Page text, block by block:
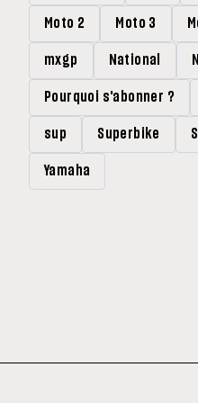
Moto 2 Moto 3
mxgp National
Pourquoi s'abonner ?
sup Superbike
Yamaha